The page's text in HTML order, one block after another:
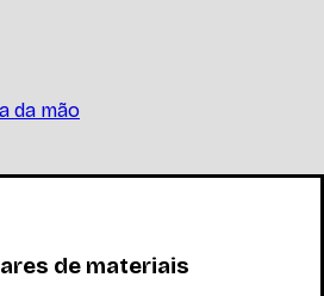
da mão
DE
de materiais